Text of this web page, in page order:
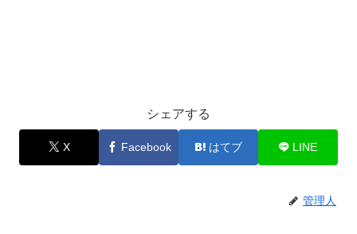
シェアする
X Facebook はてブ LINE
管理人